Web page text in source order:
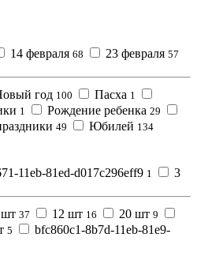
14 февраля 68 23 февраля 57
год 100 Пасха 1
1 Рождение ребенка 29
49 Юбилей 134
11eb-81ed-d017c296eff9 1
3
шт 37 12 шт 16 20 шт 9
5
bfc860c1-8b7d-11eb-81e9-